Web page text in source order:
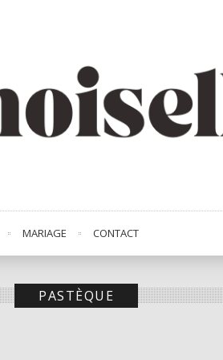
MARIAGE CONTACT
PASTÈQUE